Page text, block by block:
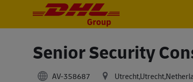
Senior Security
AV-358687